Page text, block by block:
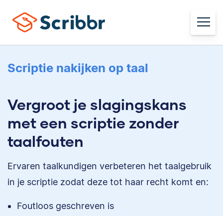
Scriptie nakijken op taal
Vergroot je slagingskans
met een scriptie zonder
taalfouten
Ervaren taalkundigen verbeteren het taalgebruik
in je scriptie zodat deze tot haar recht komt en:
Foutloos geschreven is